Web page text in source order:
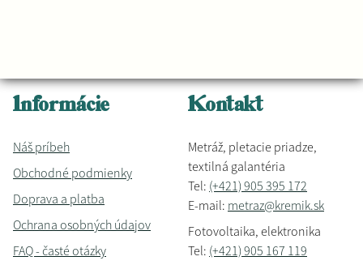
Informácie
Náš príbeh
Obchodné podmienky
Doprava a platba
Ochrana osobných údajov
FAQ - časté otázky
Kontakt
Metráž, pletacie priadze,
textilná galantéria
Tel: (+421) 905 395 172
E-mail: metraz@kremik.sk
Fotovoltaika, elektronika
Tel: (+421) 905 167 119